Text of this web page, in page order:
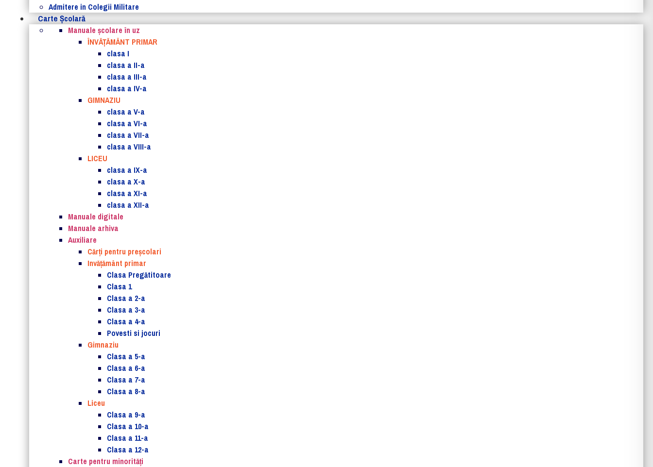
Admitere in Colegii Militare
Carte Şcolară
Manuale şcolare în uz
ÎNVĂȚĂMÂNT PRIMAR
clasa I
clasa a II-a
clasa a III-a
clasa a IV-a
GIMNAZIU
clasa a V-a
clasa a VI-a
clasa a VII-a
clasa a VIII-a
LICEU
clasa a IX-a
clasa a X-a
clasa a XI-a
clasa a XII-a
Manuale digitale
Manuale arhiva
Auxiliare
Cărţi pentru preşcolari
Invățământ primar
Clasa Pregătitoare
Clasa 1
Clasa a 2-a
Clasa a 3-a
Clasa a 4-a
Povesti si jocuri
Gimnaziu
Clasa a 5-a
Clasa a 6-a
Clasa a 7-a
Clasa a 8-a
Liceu
Clasa a 9-a
Clasa a 10-a
Clasa a 11-a
Clasa a 12-a
Carte pentru minorităţi